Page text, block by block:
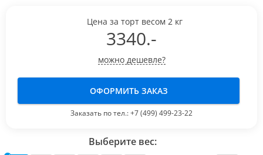
Выберите вес:
Цена за торт весом 2 кг
3340.-
можно дешевле?
ОФОРМИТЬ ЗАКАЗ
Заказать по тел.:+7 (499) 499-23-22